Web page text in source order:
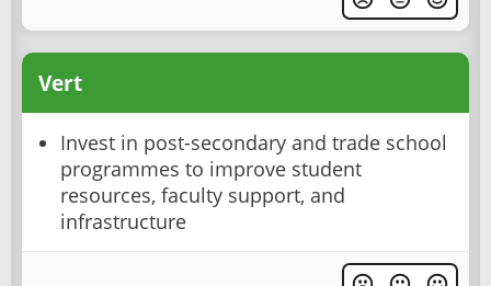
Vert
Invest in post-secondary and trade school
programmes to improve student
resources, faculty support, and
infrastructure